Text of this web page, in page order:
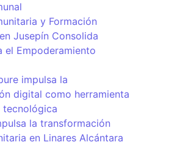
y Formación
Jusepín Consolida
el Empoderamiento
impulsa la
digital como herramienta
tecnológica
la transformación
en Linares Alcántara